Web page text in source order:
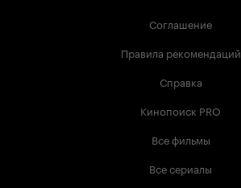
Соглашение
Правила рекомендаций
Справка
Кинопоиск PRO
Все фильмы
Все сериалы